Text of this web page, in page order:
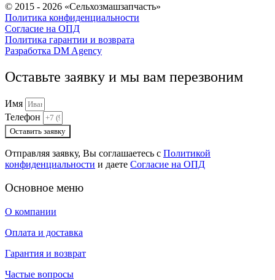
© 2015 - 2026 «Сельхозмашзапчасть»
Политика конфиденциальности
Согласие на ОПД
Политика гарантии и возврата
Разработка DM Agency
Оставьте заявку и мы вам перезвоним
Имя
Телефон
Оставить заявку
Отправляя заявку, Вы соглашаетесь с Политикой
конфиденциальности и даете Согласие на ОПД
Основное меню
О компании
Оплата и доставка
Гарантия и возврат
Частые вопросы